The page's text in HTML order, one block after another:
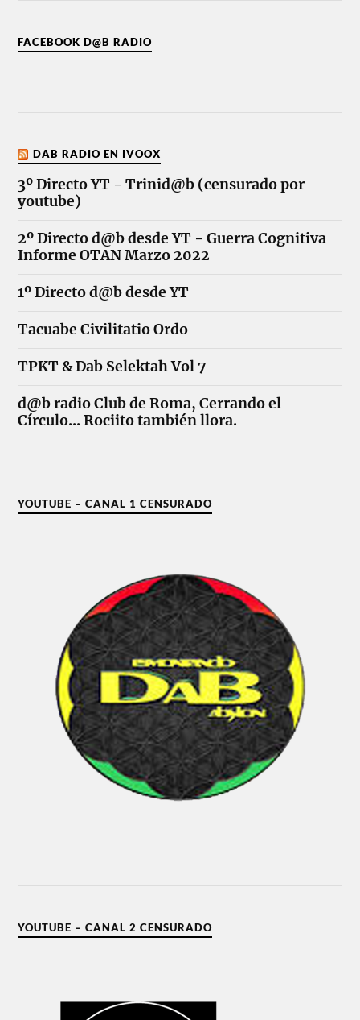
FACEBOOK D@B RADIO
DAB RADIO EN IVOOX
3º Directo YT - Trinid@b (censurado por
youtube)
2º Directo d@b desde YT - Guerra Cognitiva
Informe OTAN Marzo 2022
1º Directo d@b desde YT
Tacuabe Civilitatio Ordo
TPKT & Dab Selektah Vol 7
d@b radio Club de Roma, Cerrando el
Círculo... Rociito también llora.
YOUTUBE – CANAL 1 CENSURADO
YOUTUBE – CANAL 2 CENSURADO